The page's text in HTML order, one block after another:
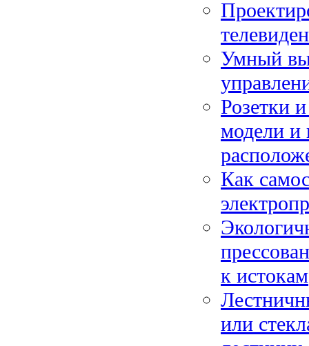
Умный
Розетки
модели и
Как
к истокам
или